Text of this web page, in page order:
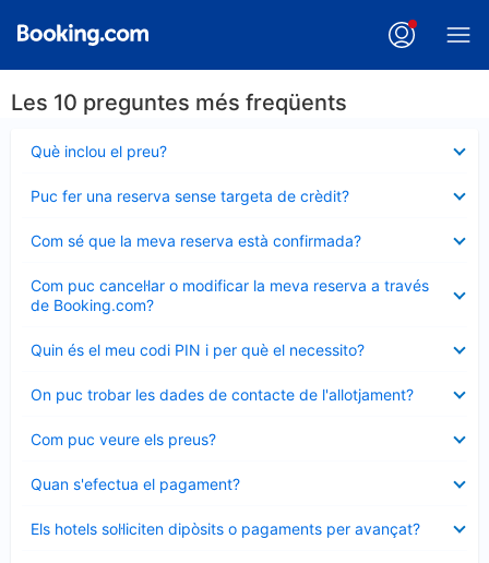
Les 10 preguntes més freqüents
Què inclou el preu?
tancat
Puc fer una reserva sense targeta de crèdit?
tancat
Com sé que la meva reserva està confirmada?
tancat
Com puc cancel·lar o modificar la meva reserva a través
de Booking.com?
tancat
Quin és el meu codi PIN i per què el necessito?
tancat
On puc trobar les dades de contacte de l'allotjament?
tancat
Com puc veure els preus?
tancat
Quan s'efectua el pagament?
tancat
Els hotels sol·liciten dipòsits o pagaments per avançat?
tancat